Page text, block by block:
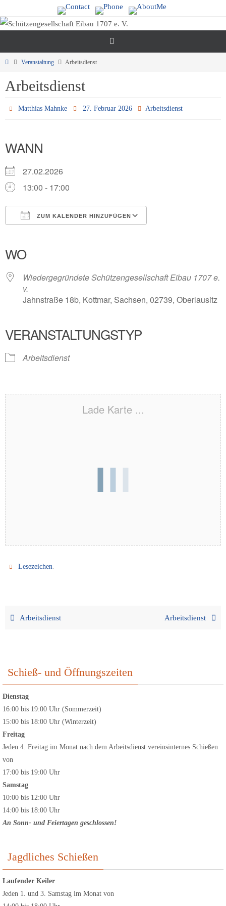
Inhalt
StartVeranstaltung Arbeitsdienst
Arbeitsdienst
Matthias Mahnke 27. Februar 2026 Arbeitsdienst
WANN
27.02.2026
13:00 - 17:00
ZUM KALENDER HINZUFÜGEN
WO
Wiedergegründete Schützengesellschaft Eibau 1707 e.
v.
Jahnstraße 18b, Kottmar, Sachsen, 02739, Oberlausitz
VERANSTALTUNGSTYP
Arbeitsdienst
Lade Karte ...
Lesezeichen.
Arbeitsdienst Arbeitsdienst
Schieß- und Öffnungszeiten
Dienstag
16:00 bis 19:00 Uhr (Sommerzeit)
15:00 bis 18:00 Uhr (Winterzeit)
Freitag
Jeden 4. Freitag im Monat nach dem Arbeitsdienst vereinsinternes Schießen
von
17:00 bis 19:00 Uhr
Samstag
10:00 bis 12:00 Uhr
14:00 bis 18:00 Uhr
An Sonn- und Feiertagen geschlossen!
Jagdliches Schießen
Laufender Keiler
Jeden 1. und 3. Samstag im Monat von